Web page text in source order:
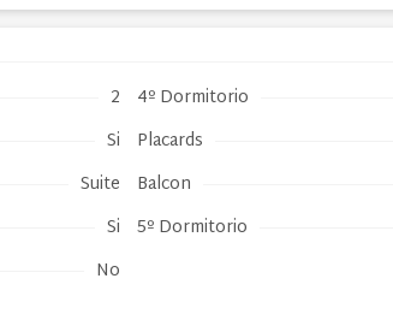
2
Si
Suite
Si
No
4º Dormitorio
Placards
Balcon
5º Dormitorio